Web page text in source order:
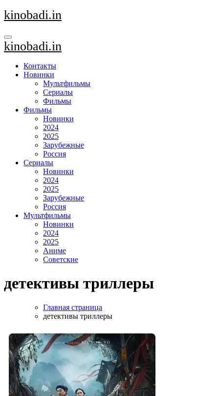
Перейти
к
kinobadi.in
kinobadi.in
Контакты
Новинки
Мультфильмы
Сериалы
Фильмы
Фильмы
Новинки
2024
2025
Зарубежные
Россия
Сериалы
Новинки
2024
2025
Зарубежные
Россия
Мультфильмы
Новинки
2024
2025
Аниме
Советские
детективы триллеры
Главная страница
детективы триллеры